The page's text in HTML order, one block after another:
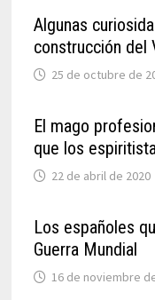
Algunas
construcción del
25 de octubre de
El mago
que los
22 de abril de 2020
Los españoles
Guerra Mundial
16 de noviembre